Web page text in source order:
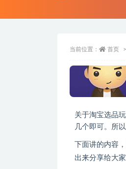
当前位置： 首页
关于淘宝选品
几个即可。所
下面讲的内容
出来分享给大